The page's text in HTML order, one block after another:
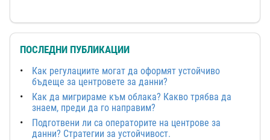
ПОСЛЕДНИ ПУБЛИКАЦИИ
Как регулациите могат да оформят устойчиво
бъдеще за центровете за данни?
Как да мигрираме към облака? Какво трябва да
знаем, преди да го направим?
Подготвени ли са операторите на центрове за
данни? Стратегии за устойчивост.